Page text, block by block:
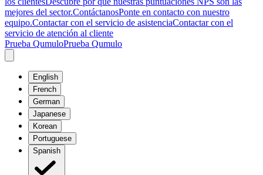
mejores del sector.ContáctanosPonte en contacto con nuestro
equipo.Contactar con el servicio de asistenciaContactar con el
servicio de atención al cliente
Prueba QumuloPrueba Qumulo
English
French
German
Japanese
Korean
Portuguese
Spanish